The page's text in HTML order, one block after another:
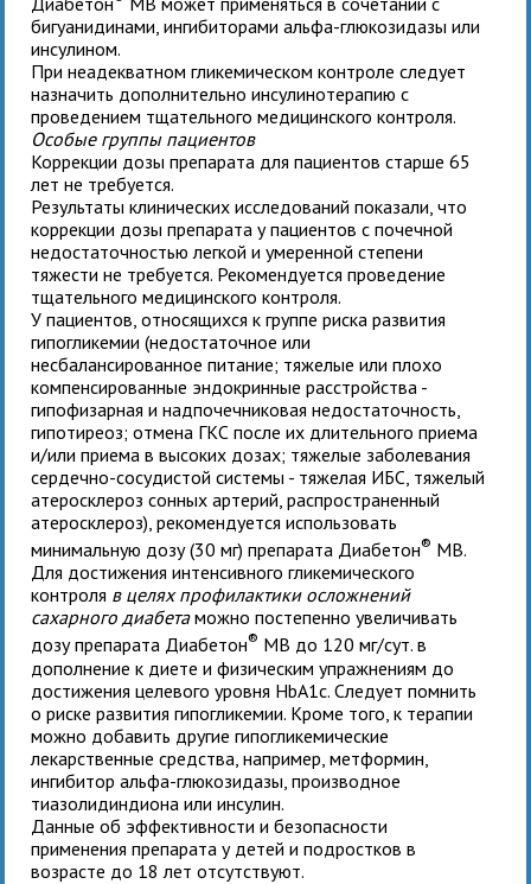
бигуанидинами, ингибиторами альфа-глюкозидазы или
инсулином.
При неадекватном гликемическом контроле следует
назначить дополнительно инсулинотерапию с
проведением тщательного медицинского контроля.
Особые группы пациентов
Коррекции дозы препарата дляпациентов старше 65
лет не требуется.
Результаты клинических исследований показали, что
коррекции дозы препарата упациентов с почечной
недостаточностью легкой и умеренной степени
тяжести не требуется. Рекомендуется проведение
тщательного медицинского контроля.
Упациентов, относящихся к группе риска развития
гипогликемии (недостаточное или
несбалансированное питание; тяжелые или плохо
компенсированные эндокринные расстройства -
гипофизарная и надпочечниковая недостаточность,
гипотиреоз; отмена ГКС после их длительного приема
и/или приема в высоких дозах; тяжелые заболевания
сердечно-сосудистой системы - тяжелая ИБС, тяжелый
атеросклероз сонных артерий, распространенный
атеросклероз), рекомендуется использовать
минимальную дозу (30 мг) препарата Диабетон® MB.
Для достижения интенсивного гликемического
контроля в целях профилактики осложнений
сахарного диабетаможно постепенно увеличивать
дозу препарата Диабетон® MB до 120 мг/сут. в
дополнение к диете и физическим упражнениям до
достижения целевого уровня HbA1c. Следует помнить
о риске развития гипогликемии. Кроме того, к терапии
можно добавить другие гипогликемические
лекарственные средства, например, метформин,
ингибитор альфа-глюкозидазы, производное
тиазолидиндиона или инсулин.
Данные об эффективности и безопасности
применения препарата у детей и подростков в
возрасте до 18 лет отсутствуют.